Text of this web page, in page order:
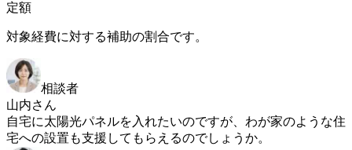
定額
対象経費に対する補助の割合です。
相談者
山内さん
自宅に太陽光パネルを入れたいのですが、わが家のような住
宅への設置も支援してもらえるのでしょうか。